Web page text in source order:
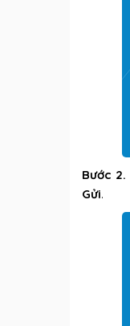
Bước 2.
Gửi.